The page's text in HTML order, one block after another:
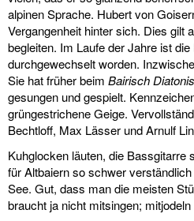
alpinen Sprache. Hubert von
Vergangenheit hinter sich. Dies gilt
begleiten. Im Laufe der Jahre ist
durchgewechselt worden.
Sie hat früher beim Bairisch
gesungen und gespielt.
grüngestrichene Geige.
Bechtloff, Max Lässer und Arnulf
Kuhglocken läuten, die Bassgitarre
für Altbaiern so schwer
See. Gut, dass man die meisten
braucht ja nicht mitsingen;